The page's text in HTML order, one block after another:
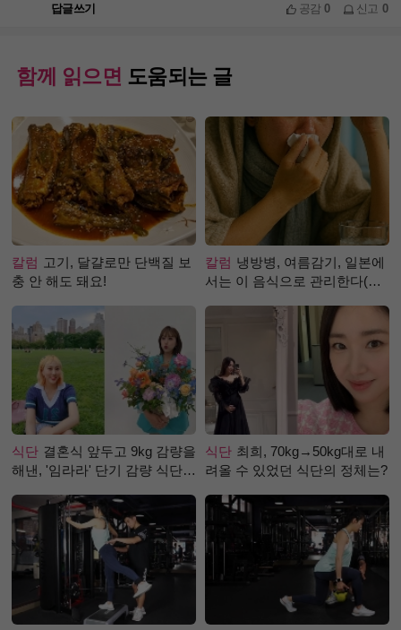
답글쓰기 공감0 신고 0
함께 읽으면 도움되는 글
칼럼 고기, 달걀로만 단백질 보
충 안 해도 돼요!
칼럼 냉방병, 여름감기, 일본에
서는 이 음식으로 관리한다(생
식단 결혼식 앞두고 9kg 감량을
해낸, '임라라' 단기 감량 식단
식단 최희, 70kg→50kg대로 내
려올 수 있었던 식단의 정체는?